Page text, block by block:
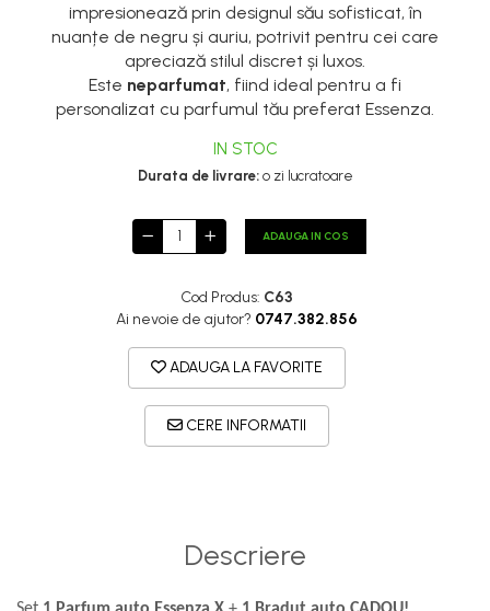
impresionează prin designul său sofisticat, în
nuanțe de negru și auriu, potrivit pentru cei care
apreciază stilul discret și luxos.
Este neparfumat, fiind ideal pentru a fi
personalizat cu parfumul tău preferat Essenza.
IN STOC
Durata de livrare:o zi lucratoare
ADAUGA IN COS
Cod Produs: C63
Ai nevoie de ajutor? 0747.382.856
ADAUGA LA FAVORITE
CERE INFORMATII
Descriere